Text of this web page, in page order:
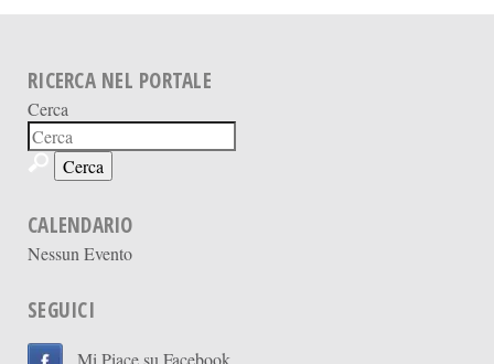
RICERCA NEL PORTALE
Cerca
CALENDARIO
Nessun Evento
SEGUICI
Mi Piace su Facebook